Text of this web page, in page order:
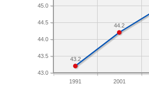
1991 2001
43.0
43.5
44.0
44.5
45.0
44.2
43.2